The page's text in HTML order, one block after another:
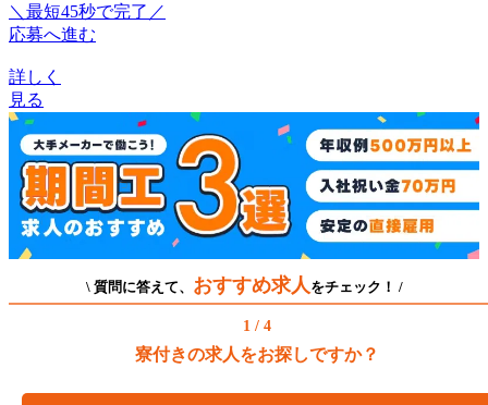
＼最短45秒で完了／
応募へ進む
詳しく
見る
\ 質問に答えて、 おすすめ求人 をチェック！ /
1 / 4
寮付きの求人をお探しですか？